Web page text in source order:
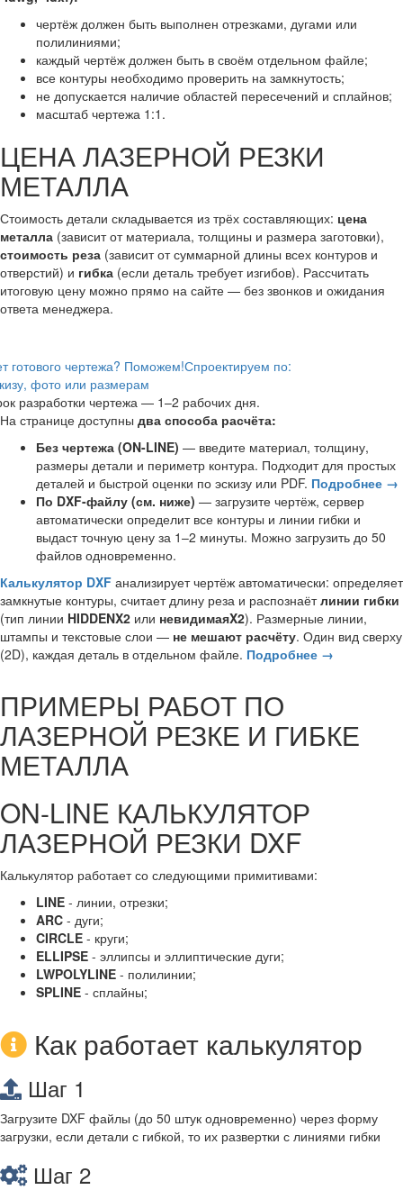
чертёж должен быть выполнен отрезками, дугами или
полилиниями;
каждый чертёж должен быть в своём отдельном файле;
все контуры необходимо проверить на замкнутость;
не допускается наличие областей пересечений и сплайнов;
масштаб чертежа 1:1.
ЦЕНА ЛАЗЕРНОЙ РЕЗКИ
МЕТАЛЛА
Стоимость детали складывается из трёх составляющих: цена
металла (зависит от материала, толщины и размера заготовки),
стоимость реза (зависит от суммарной длины всех контуров и
отверстий) и гибка (если деталь требует изгибов). Рассчитать
итоговую цену можно прямо на сайте — без звонков и ожидания
ответа менеджера.
готового чертежа? Поможем!Спроектируем по:
фото или размерам
разработки чертежа — 1–2 рабочих дня.
На странице доступны два способа расчёта:
Без чертежа (ON-LINE) — введите материал, толщину,
размеры детали и периметр контура. Подходит для простых
деталей и быстрой оценки по эскизу или PDF. Подробнее →
По DXF-файлу (см. ниже) — загрузите чертёж, сервер
автоматически определит все контуры и линии гибки и
выдаст точную цену за 1–2 минуты. Можно загрузить до 50
файлов одновременно.
Калькулятор DXF анализирует чертёж автоматически: определяет
замкнутые контуры, считает длину реза и распознаётлинии гибки
(тип линии HIDDENX2 или невидимаяX2). Размерные линии,
штампы и текстовые слои — не мешают расчёту. Один вид сверху
(2D), каждая деталь в отдельном файле. Подробнее →
ПРИМЕРЫ РАБОТ ПО
ЛАЗЕРНОЙ РЕЗКЕ И ГИБКЕ
МЕТАЛЛА
ON-LINE КАЛЬКУЛЯТОР
ЛАЗЕРНОЙ РЕЗКИ DXF
Калькулятор работает со следующими примитивами:
LINE - линии, отрезки;
ARC - дуги;
CIRCLE - круги;
ELLIPSE - эллипсы и эллиптические дуги;
LWPOLYLINE - полилинии;
SPLINE - сплайны;
Как работает калькулятор
Шаг 1
Загрузите DXF файлы (до 50 штук одновременно) через форму
загрузки, если детали с гибкой, то их развертки с линиями гибки
Шаг 2